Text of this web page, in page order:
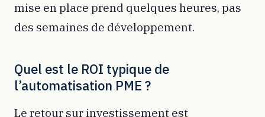
mise en place prend quelques heures, pas
des semaines de développement.
Quel est le ROI typique de
l’automatisation PME ?
Le retour sur investissement est